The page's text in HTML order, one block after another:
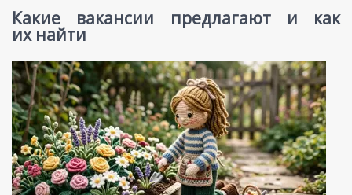
Какие вакансии предлагают и как
их найти